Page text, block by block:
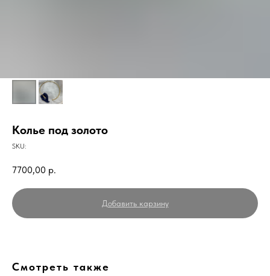
Колье под золото
SKU:
7700,00 р.
Добавить карзину
Смотреть также